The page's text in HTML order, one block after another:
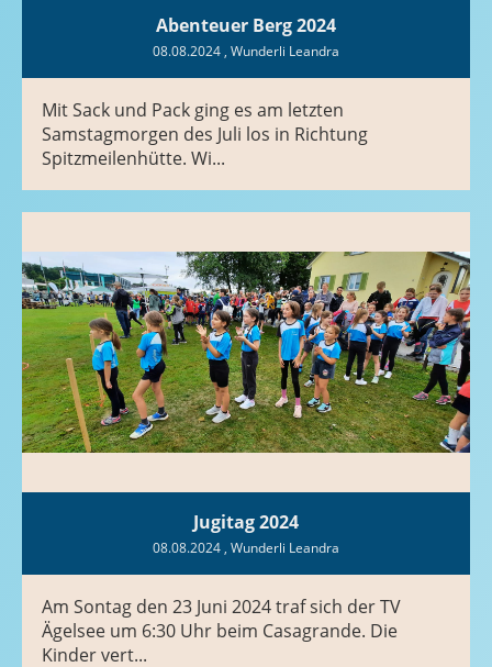
Abenteuer Berg 2024
08.08.2024 , Wunderli Leandra
Mit Sack und Pack ging es am letzten
Samstagmorgen des Juli los in Richtung
Spitzmeilenhütte. Wi...
Jugitag 2024
08.08.2024 , Wunderli Leandra
Am Sontag den 23 Juni 2024 traf sich der TV
Ägelsee um 6:30 Uhr beim Casagrande. Die
Kinder vert...